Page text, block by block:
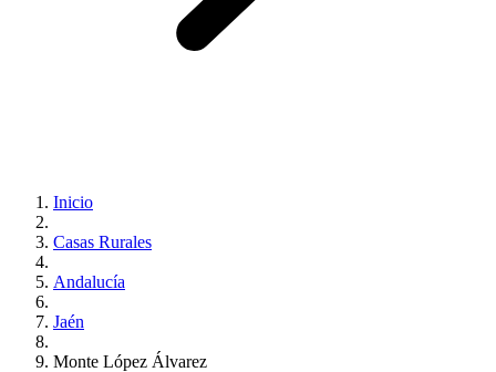
Inicio
Casas Rurales
Andalucía
Jaén
Monte López Álvarez